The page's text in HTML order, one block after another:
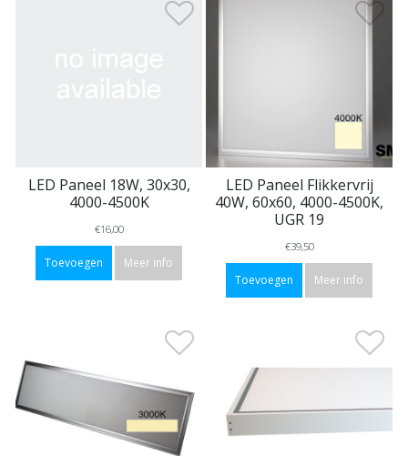
LED Paneel 18W, 30x30,
4000-4500K
€16,00
Toevoegen Meer info
LED Paneel Flikkervrij
40W, 60x60, 4000-4500K,
UGR 19
€39,50
Toevoegen Meer info